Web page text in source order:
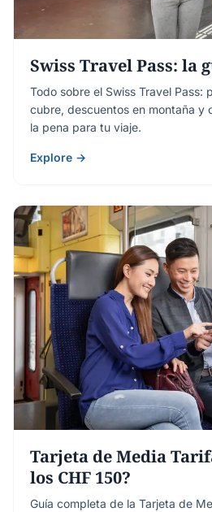
Swiss Travel Pass: la
Todo sobre el Swiss Travel Pass:
cubre, descuentos en montaña y
la pena para tu viaje.
Explore →
Tarjeta de Media
los CHF 150?
Guía completa de la Tarjeta de